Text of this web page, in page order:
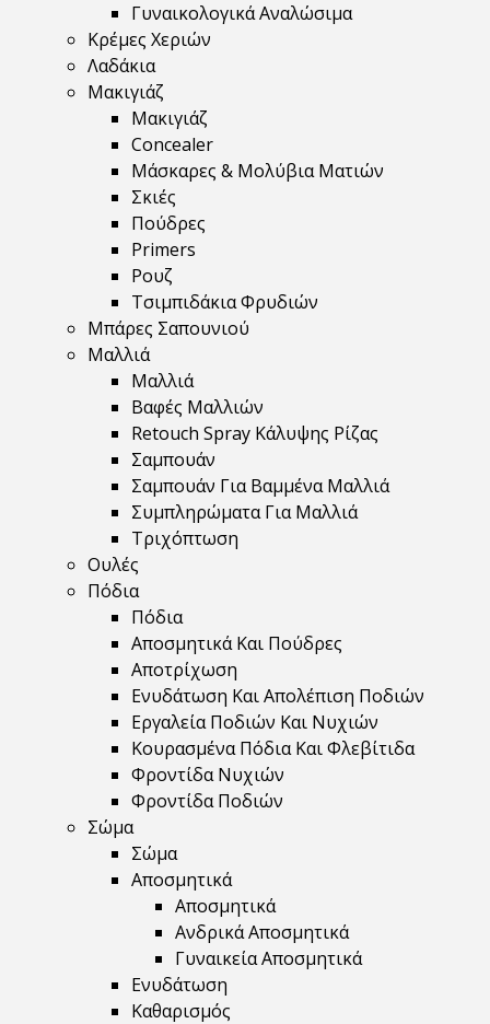
Γυναικολογικά Αναλώσιμα
Κρέμες Χεριών
Λαδάκια
Μακιγιάζ
Μακιγιάζ
Concealer
Μάσκαρες & Μολύβια Ματιών
Σκιές
Πούδρες
Primers
Ρουζ
Τσιμπιδάκια Φρυδιών
Μπάρες Σαπουνιού
Μαλλιά
Μαλλιά
Βαφές Μαλλιών
Retouch Spray Κάλυψης Ρίζας
Σαμπουάν
Σαμπουάν Για Βαμμένα Μαλλιά
Συμπληρώματα Για Μαλλιά
Τριχόπτωση
Ουλές
Πόδια
Πόδια
Αποσμητικά Και Πούδρες
Αποτρίχωση
Ενυδάτωση Και Απολέπιση Ποδιών
Εργαλεία Ποδιών Και Νυχιών
Κουρασμένα Πόδια Και Φλεβίτιδα
Φροντίδα Νυχιών
Φροντίδα Ποδιών
Σώμα
Σώμα
Αποσμητικά
Αποσμητικά
Ανδρικά Αποσμητικά
Γυναικεία Αποσμητικά
Ενυδάτωση
Καθαρισμός